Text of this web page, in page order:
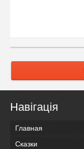
Навігація
Главная
Сказки